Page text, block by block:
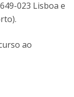
023 Lisboa e
ao